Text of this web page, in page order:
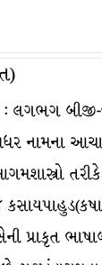
લગભગ બીજી-
નામના
પ્રાકૃત